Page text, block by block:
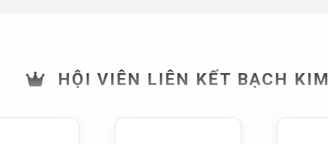
HỘI VIÊN LIÊN KẾT BẠCH KIM